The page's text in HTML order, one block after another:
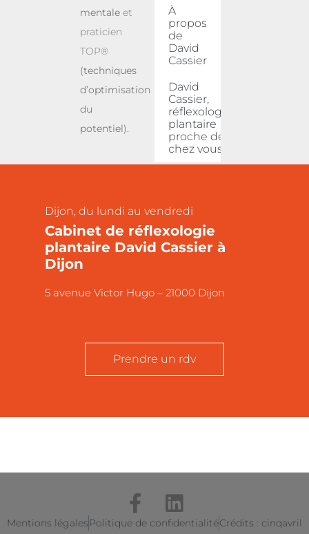
mentale et
praticien
TOP®
(techniques
d’optimisation
du
potentiel).
À
propos
de
David
Cassier
David
Cassier,
réflexologue
plantaire
proche de
chez vous
Dijon, du lundi au vendredi
Cabinet de réflexologie
plantaire David Cassier à
Dijon
5 avenue Victor Hugo – 21000 Dijon
Prendre un rdv
Mentions légales Politique de confidentialitéCrédits : cinqavril